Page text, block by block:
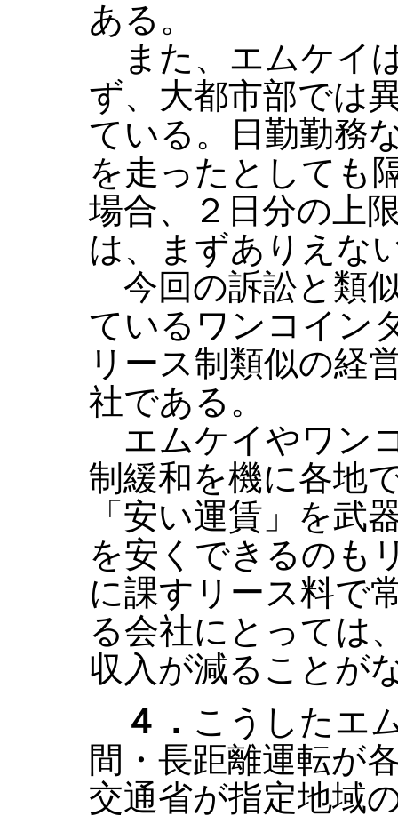
ある。
また、エムケイ
ず、大都市部では
ている。日勤勤務
を走ったとしても
場合、２日分の上
は、まずありえな
今回の訴訟と類
ているワンコイン
リース制類似の経
社である。
エムケイやワン
制緩和を機に各地
「安い運賃」を武
を安くできるのも
に課すリース料で
る会社にとっては
収入が減ることが
４． こうしたエ
間・長距離運転が
交通省が指定地域